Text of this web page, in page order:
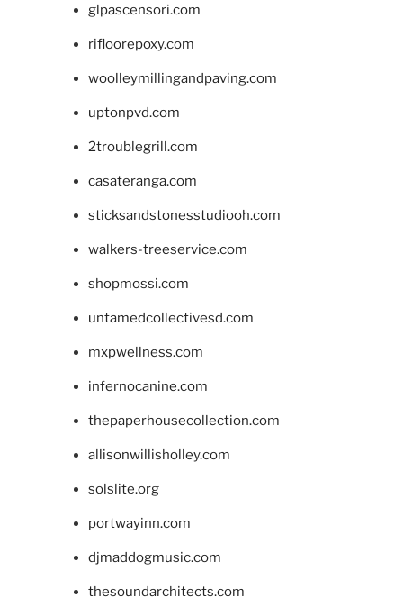
glpascensori.com
rifloorepoxy.com
woolleymillingandpaving.com
uptonpvd.com
2troublegrill.com
casateranga.com
sticksandstonesstudiooh.com
walkers-treeservice.com
shopmossi.com
untamedcollectivesd.com
mxpwellness.com
infernocanine.com
thepaperhousecollection.com
allisonwillisholley.com
solslite.org
portwayinn.com
djmaddogmusic.com
thesoundarchitects.com